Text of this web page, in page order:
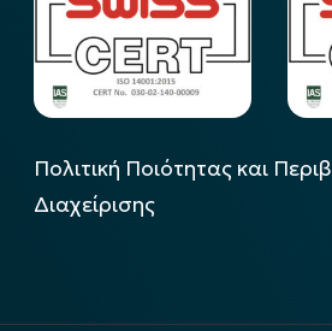
Πολιτική Ποιότητας και
Διαχείρισης